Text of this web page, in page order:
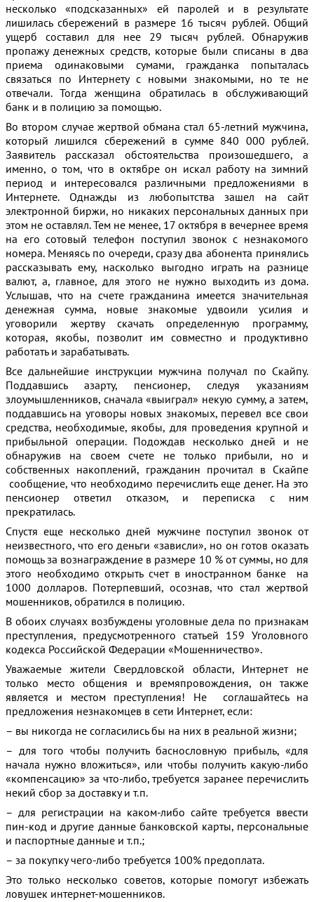
несколько «подсказанных» ей паролей и в результате
лишилась сбережений в размере 16 тысяч рублей. Общий
ущерб составил для нее 29 тысяч рублей. Обнаружив
пропажу денежных средств, которые были списаны в два
приема одинаковыми сумами, гражданка попыталась
связаться по Интернету с новыми знакомыми, но те не
отвечали. Тогда женщина обратилась в обслуживающий
банк и в полицию за помощью.
Во втором случае жертвой обмана стал 65-летний мужчина,
который лишился сбережений в сумме 840 000 рублей.
Заявитель рассказал обстоятельства произошедшего, а
именно, о том, что в октябре он искал работу на зимний
период и интересовался различными предложениями в
Интернете. Однажды из любопытства зашел на сайт
электронной биржи, но никаких персональных данных при
этом не оставлял. Тем не менее, 17 октября в вечернее время
на его сотовый телефон поступил звонок с незнакомого
номера. Меняясь по очереди, сразу два абонента принялись
рассказывать ему, насколько выгодно играть на разнице
валют, а, главное, для этого не нужно выходить из дома.
Услышав, что на счете гражданина имеется значительная
денежная сумма, новые знакомые удвоили усилия и
уговорили жертву скачать определенную программу,
которая, якобы, позволит им совместно и продуктивно
работать и зарабатывать.
Все дальнейшие инструкции мужчина получал по Скайпу.
Поддавшись азарту, пенсионер, следуя указаниям
злоумышленников, сначала «выиграл» некую сумму, а затем,
поддавшись на уговоры новых знакомых, перевел все свои
средства, необходимые, якобы, для проведения крупной и
прибыльной операции. Подождав несколько дней и не
обнаружив на своем счете не только прибыли, но и
собственных накоплений, гражданин прочитал в Скайпе
сообщение, что необходимо перечислить еще денег. На это
пенсионер ответил отказом, и переписка с ним
прекратилась.
Спустя еще несколько дней мужчине поступил звонок от
неизвестного, что его деньги «зависли», но он готов оказать
помощь за вознаграждение в размере 10 % от суммы, но для
этого необходимо открыть счет в иностранном банке на
1000 долларов. Потерпевший, осознав, что стал жертвой
мошенников, обратился в полицию.
В обоих случаях возбуждены уголовные дела по признакам
преступления, предусмотренного статьей 159 Уголовного
кодекса Российской Федерации «Мошенничество».
Уважаемые жители Свердловской области, Интернет не
только место общения и времяпровождения, он также
является и местом преступления! Не соглашайтесь на
предложения незнакомцев в сети Интернет, если:
– вы никогда не согласились бы на них в реальной жизни;
– для того чтобы получить баснословную прибыль, «для
начала нужно вложиться», или чтобы получить какую-либо
«компенсацию» за что-либо, требуется заранее перечислить
некий сбор за доставку и т.п.
– для регистрации на каком-либо сайте требуется ввести
пин-код и другие данные банковской карты, персональные
и паспортные данные и т.п.;
– за покупку чего-либо требуется 100% предоплата.
Это только несколько советов, которые помогут избежать
ловушек интернет-мошенников.